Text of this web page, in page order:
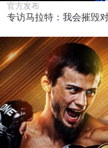
官方发布
专访马拉特：我会摧毁